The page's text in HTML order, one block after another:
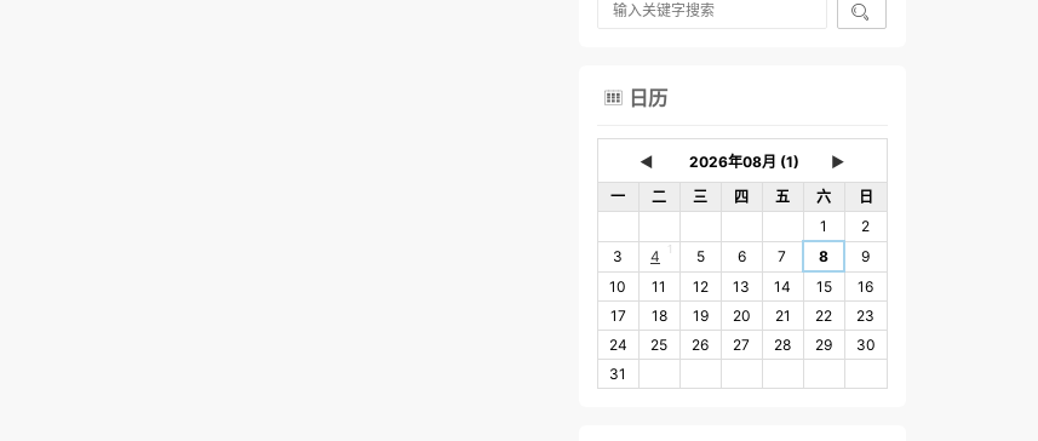

 日历
◄
►
一
二 三 四 五 六
日
1
2
3
4 1 5 6 7 8
9
10
11 12 13 14 15
16
17
18 19 20 21 22
23
24
25 26 27 28 29
30
31